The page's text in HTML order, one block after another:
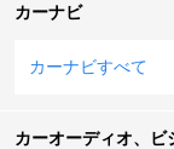
カーナビ
カーナビすべて
カーオーディオ、ビ